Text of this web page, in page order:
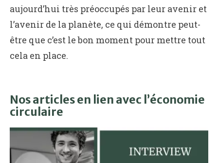
aujourd’hui très préoccupés par leur avenir et
l’avenir de la planète, ce qui démontre peut-
être que c’est le bon moment pour mettre tout
cela en place.
Nos articles en lien avec l’économie
circulaire